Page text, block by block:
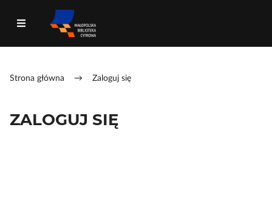
Strona główna → Zaloguj się
ZALOGUJ SIĘ